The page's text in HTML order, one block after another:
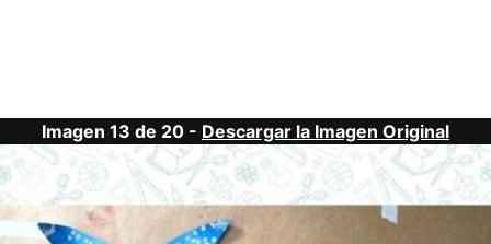
Imagen 13 de 20 - Descargar la Imagen Original